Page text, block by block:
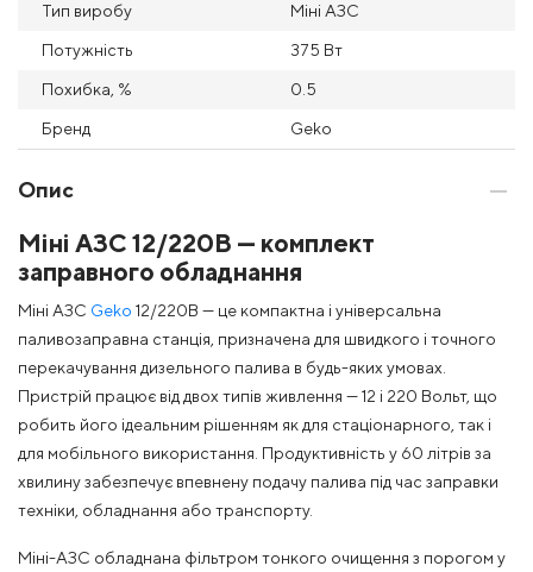
Тип виробу Міні АЗС
Потужність 375 Вт
Похибка, % 0.5
Бренд Geko
Опис
Міні АЗС 12/220В — комплект
заправного обладнання
Міні АЗС Geko 12/220В — це компактна і універсальна
паливозаправна станція, призначена для швидкого і точного
перекачування дизельного палива в будь-яких умовах.
Пристрій працює від двох типів живлення — 12 і 220 Вольт, що
робить його ідеальним рішенням як для стаціонарного, так і
для мобільного використання. Продуктивність у 60 літрів за
хвилину забезпечує впевнену подачу палива під час заправки
техніки, обладнання або транспорту.
Міні-АЗС обладнана фільтром тонкого очищення з порогом у